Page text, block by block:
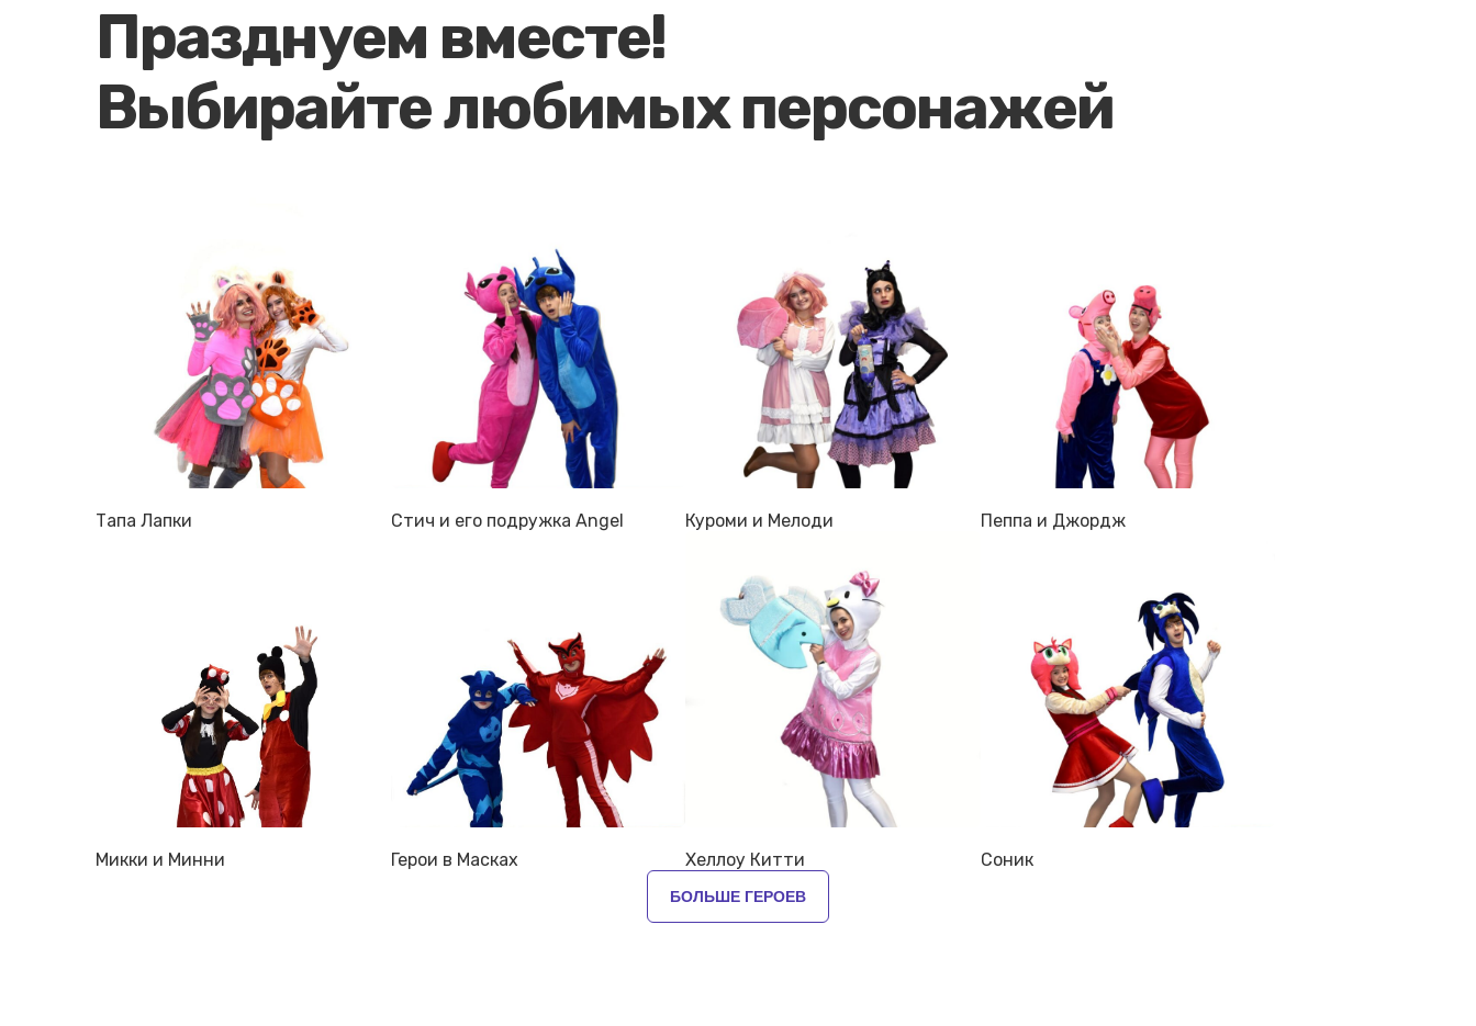
Празднуем вместе!
Выбирайте любимых персонажей
Тапа Лапки Стич и его подружка Angel Куроми и Мелоди Пеппа и Джордж
Микки и Минни Герои в Масках Хеллоу Китти Соник
БОЛЬШЕ ГЕРОЕВ